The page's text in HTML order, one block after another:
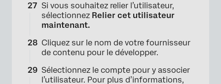
Si vous souhaitez relier l’utilisateur,
sélectionnez Relier cet utilisateur
maintenant.
Cliquez sur le nom de votre fournisseur
de contenu pour le développer.
Sélectionnez le compte pour y associer
l’utilisateur. Pour plus d’informations,